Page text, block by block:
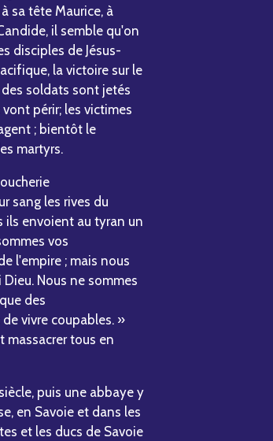
sa tête Maurice, à
il semble qu'on
disciples de Jésus-
la victoire sur le
soldats sont jetés
périr; les victimes
; bientôt le
martyrs.
sang les rives du
ils envoient au tyran un
vos
l'empire ; mais nous
Nous ne sommes
des
vivre coupables. »
massacrer tous en
puis une abbaye y
en Savoie et dans les
et les ducs de Savoie